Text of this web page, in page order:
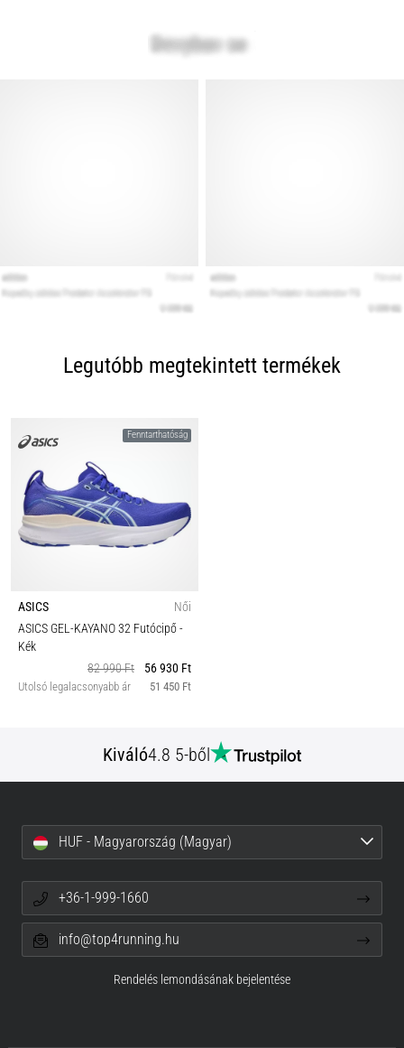
Legutóbb megtekintett termékek
Fenntarthatóság
ASICS
Női
ASICS GEL-KAYANO 32 Futócipő-
Kék
82 990 Ft
56 930 Ft
Utolsó legalacsonyabb ár 51 450 Ft
Kiváló4.8 5-ből
HUF - Magyarország (Magyar)
+36-1-999-1660
info@top4running.hu
Rendelés lemondásának bejelentése